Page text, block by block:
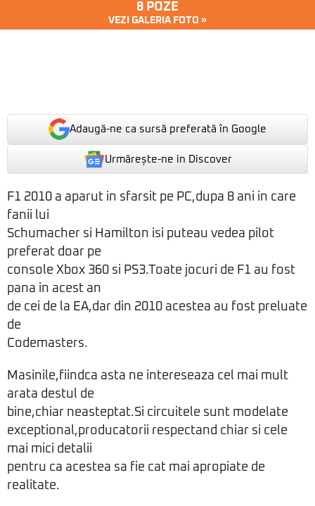
8 POZE
VEZI GALERIA FOTO »
Adaugă-ne ca sursă preferată în Google
Urmărește-ne in Discover
F1 2010 a aparut in sfarsit pe PC,dupa 8 ani in care
fanii lui
Schumacher si Hamilton isi puteau vedea pilot
preferat doar pe
console Xbox 360 si PS3.Toate jocuri de F1 au fost
pana in acest an
de cei de la EA,dar din 2010 acestea au fost preluate
de
Codemasters.
Masinile,fiindca asta ne intereseaza cel mai mult
arata destul de
bine,chiar neasteptat.Si circuitele sunt modelate
exceptional,producatorii respectand chiar si cele
mai mici detalii
pentru ca acestea sa fie cat mai apropiate de
realitate.